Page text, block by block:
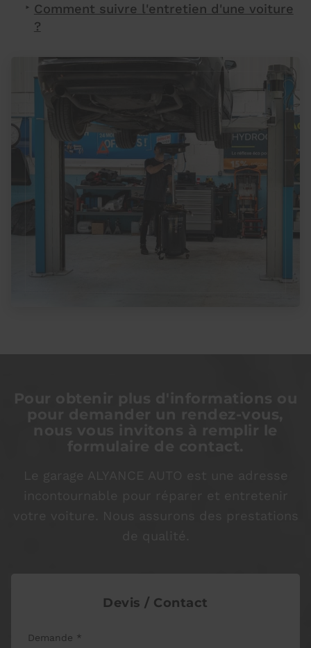
Comment suivre l'entretien d'une voiture
?
Devis / Contact
Demande *